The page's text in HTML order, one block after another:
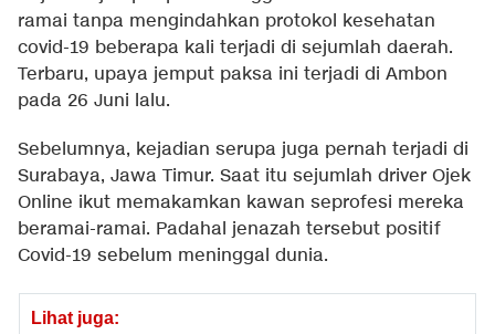
ramai tanpa mengindahkan protokol kesehatan
covid-19 beberapa kali terjadi di sejumlah daerah.
Terbaru, upaya jemput paksa ini terjadi di Ambon
pada 26 Juni lalu.
Sebelumnya, kejadian serupa juga pernah terjadi di
Surabaya, Jawa Timur. Saat itu sejumlah driver Ojek
Online ikut memakamkan kawan seprofesi mereka
beramai-ramai. Padahal jenazah tersebut positif
Covid-19 sebelum meninggal dunia.
Lihat juga: